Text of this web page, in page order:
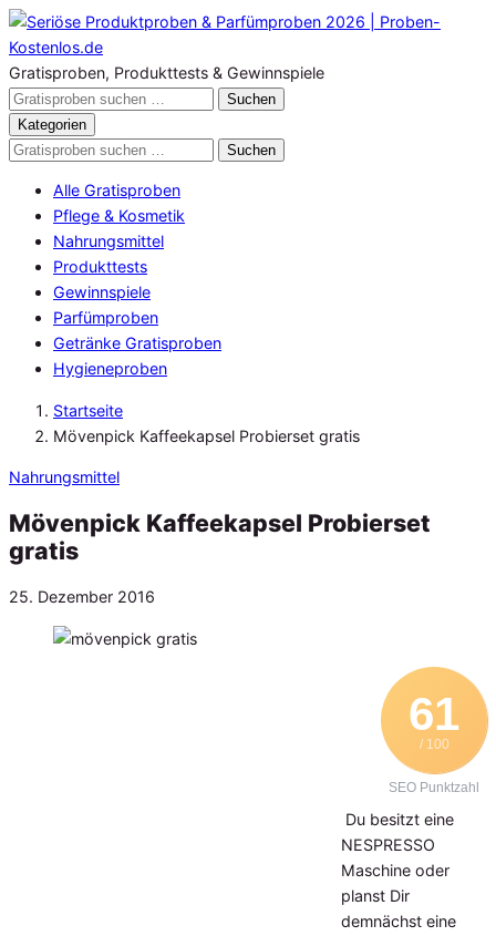
Zum
Inhalt
springen
Gratisproben, Produkttests & Gewinnspiele
Gratisproben
durchsuchen
Suchen
Kategorien
Gratisproben
Suchen
Alle Gratisproben
Pflege & Kosmetik
Nahrungsmittel
Produkttests
Gewinnspiele
Parfümproben
Getränke Gratisproben
Hygieneproben
Startseite
Mövenpick Kaffeekapsel Probierset gratis
Nahrungsmittel
Mövenpick Kaffeekapsel Probierset
gratis
Veröffentlicht
25. Dezember 2016
61
/ 100
SEO Punktzahl
Du besitzt eine
NESPRESSO
Maschine oder
planst Dir
demnächst eine